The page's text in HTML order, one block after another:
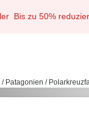
Bis zu 50%
/ Patagonien /